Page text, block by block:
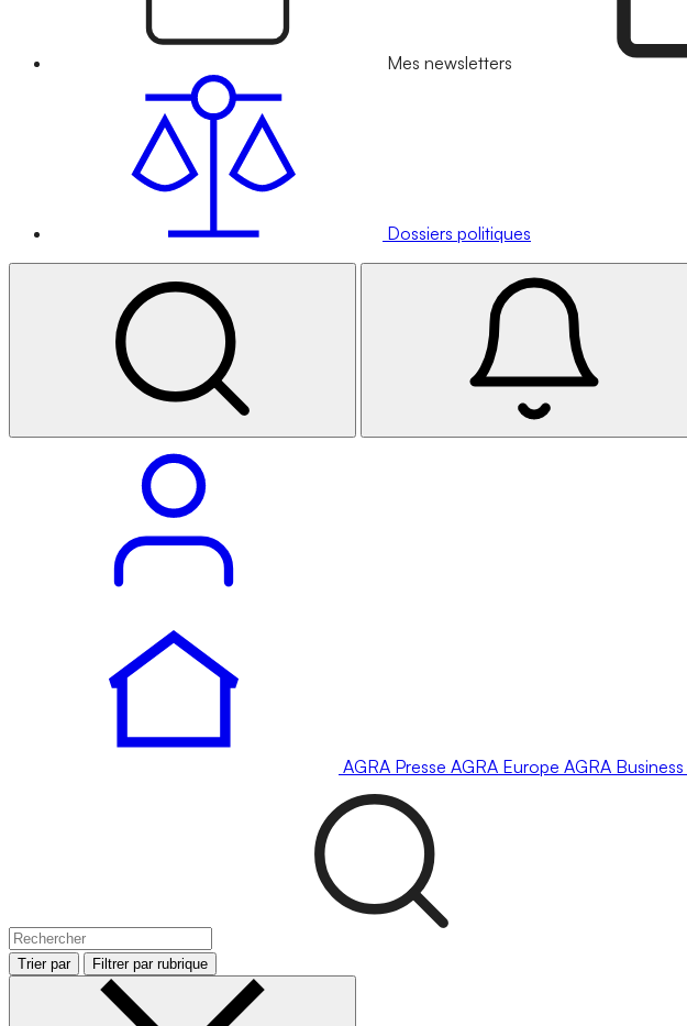
Mes newsletters
Dossiers politiques
AGRA Presse AGRA Europe AGRA Business
Trier par Filtrer par rubrique